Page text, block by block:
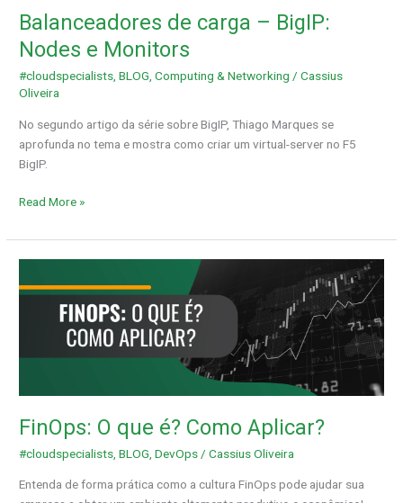
Balanceadores de carga – BigIP:
Nodes e Monitors
#cloudspecialists ,BLOG ,Computing & Networking /Cassius
Oliveira
No segundo artigo da série sobre BigIP, Thiago Marques se
aprofunda no tema e mostra como criar um virtual-server no F5
BigIP.
Read More »
FinOps: O que é? Como Aplicar?
#cloudspecialists ,BLOG ,DevOps /Cassius Oliveira
Entenda de forma prática como a cultura FinOps pode ajudar sua
O